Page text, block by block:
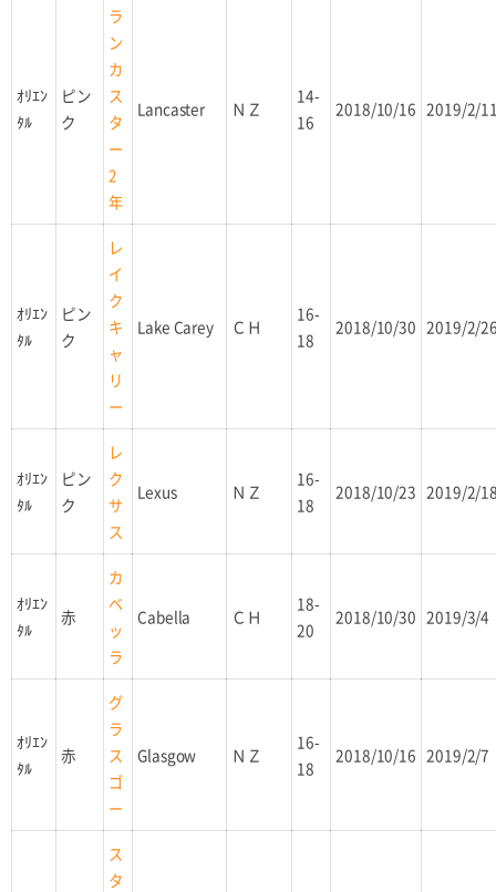
ｵﾘｴﾝ
ﾀﾙ
ピン
ク
ラ
ン
カ
ス
タ
ー
2
年
Lancaster ＮＺ
14-
16
2018/10/16 2019/2/
ｵﾘｴﾝ
ﾀﾙ
ピン
ク
レ
イ
ク
キ
ャ
リ
ー
Lake Carey ＣＨ
16-
18
2018/10/30 2019/2/
ｵﾘｴﾝ
ﾀﾙ
ピン
ク
レ
ク
サ
ス
Lexus ＮＺ
16-
18
2018/10/23 2019/2/
ｵﾘｴﾝ
ﾀﾙ
赤
カ
ベ
ッ
ラ
Cabella ＣＨ
18-
20
2018/10/30 2019/3/4
ｵﾘｴﾝ
ﾀﾙ
赤
グ
ラ
ス
ゴ
ー
Glasgow ＮＺ
16-
18
2018/10/16 2019/2/7
ス
タ